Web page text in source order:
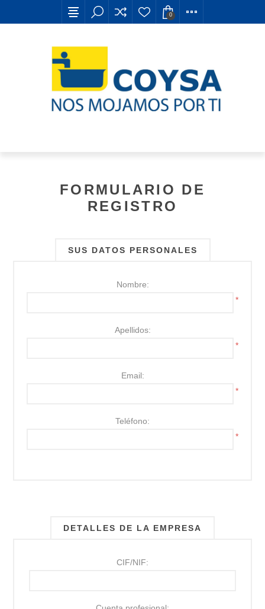
0
FORMULARIO DE
REGISTRO
SUS DATOS PERSONALES
Nombre:
*
Apellidos:
*
Email:
*
Teléfono:
*
DETALLES DE LA EMPRESA
CIF/NIF: